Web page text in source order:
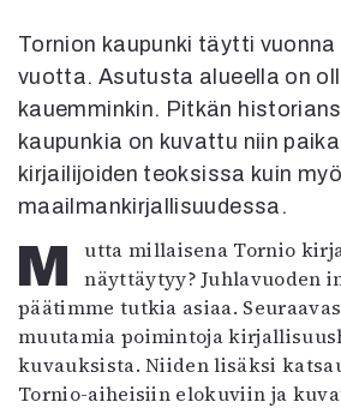
In English
Esitystaide
Arkisto
Lehdet
4/2026
1/2026
6/2025
5/2025 saame
5/2025
Lehtiarkisto
Tornion kaupunki täytti
vuotta. Asutusta alueella on
kauemminkin. Pitkän
kaupunkia on kuvattu niin
kirjailijoiden teoksissa kuin
maailmankirjallisuudessa.
Mutta millaisena Tornio kirjallisuudessa
näyttäytyy? Juhlavuoden
päätimme tutkia asiaa.
muutamia poimintoja
kuvauksista. Niiden lisäksi
Tornio-aiheisiin elokuviin ja